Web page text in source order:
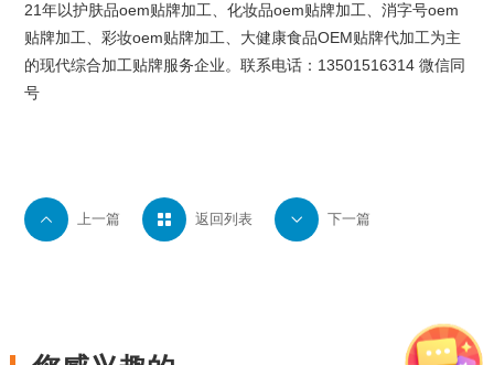
 上一篇  返回列表  下一篇
21年以护肤品oem贴牌加工、化妆品oem贴牌加工、消字号oem
贴牌加工、彩妆oem贴牌加工、大健康食品OEM贴牌代加工为主
的现代综合加工贴牌服务企业。联系电话：13501516314 微信同
号